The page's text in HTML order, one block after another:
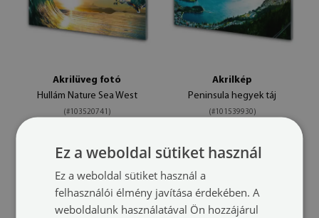
Akrilüveg fotó
Hullám Nature Sea West
(#103520741)
49 900 HUF
Akrilkép
Peninsula hegyek táj
(#101539930)
49 900 HUF
Ez a weboldal sütiket használ
Ez a weboldal sütiket használ a
felhasználói élmény javítása érdekében. A
weboldalunk használatával Ön hozzájárul